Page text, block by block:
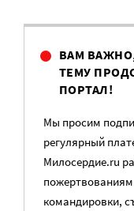
ВАМ
ТЕМУ
ПОРТАЛ!
Мы просим
регулярный
Милосердие.ru
командировки,